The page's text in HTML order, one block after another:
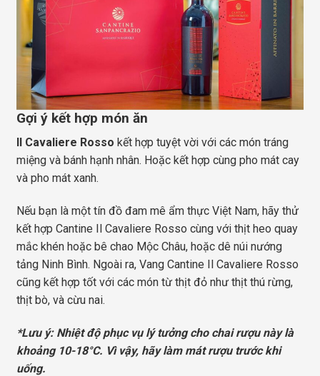
Gợi ý kết hợp món ăn
Il Cavaliere Rosso kết hợp tuyệt vời với các món tráng
miệng và bánh hạnh nhân. Hoặc kết hợp cùng pho mát cay
và pho mát xanh.
Nếu bạn là một tín đồ đam mê ẩm thực Việt Nam, hãy thử
kết hợp Cantine Il Cavaliere Rosso cùng với thịt heo quay
mắc khén hoặc bê chao Mộc Châu, hoặc dê núi nướng
tảng Ninh Bình. Ngoài ra, Vang Cantine Il Cavaliere Rosso
cũng kết hợp tốt với các món từ thịt đỏ như thịt thú rừng,
thịt bò, và cừu nai.
*Lưu ý: Nhiệt độ phục vụ lý tưởng cho chai rượu này là
khoảng 10-18°C. Vì vậy, hãy làm mát rượu trước khi
uống.